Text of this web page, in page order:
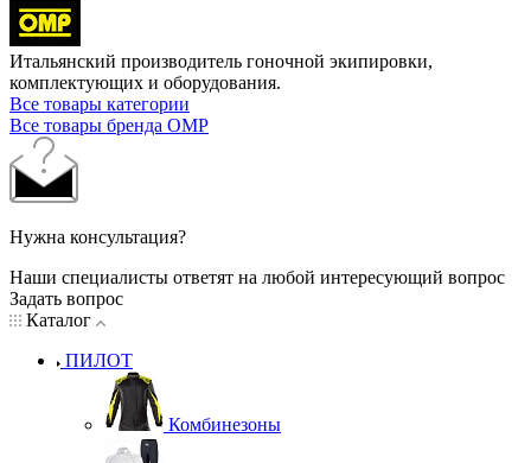
Итальянский производитель гоночной экипировки,
комплектующих и оборудования.
Все товары категории
Все товары бренда OMP
Нужна консультация?
Наши специалисты ответят на любой интересующий вопрос
Задать вопрос
Каталог
ПИЛОТ
Комбинезоны